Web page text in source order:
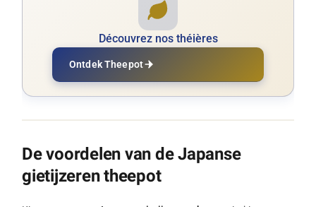
Découvrez nos théières
Ontdek Theepot
De voordelen van de Japanse
gietijzeren theepot